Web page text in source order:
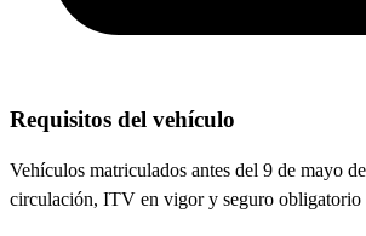
Requisitos del vehículo
Vehículos matriculados antes del 9 de mayo
circulación, ITV en vigor y seguro obligatorio